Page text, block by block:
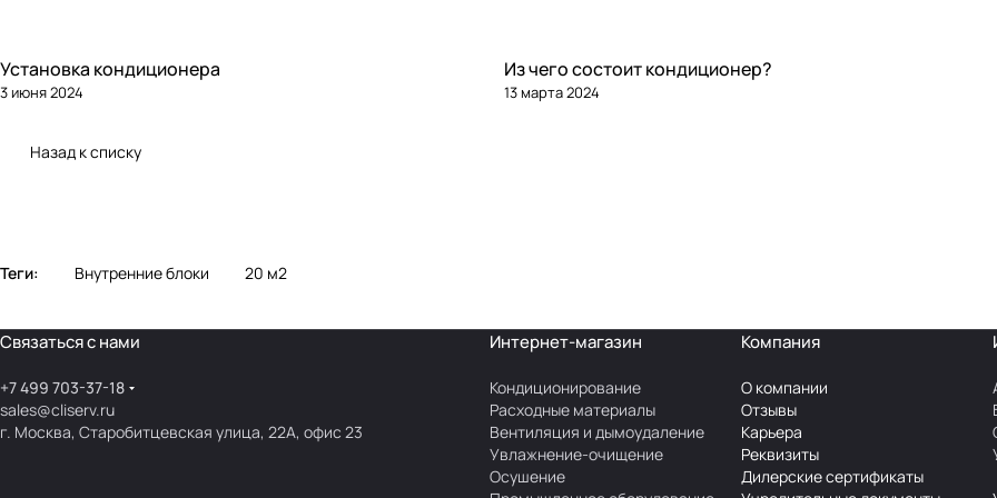
Установка кондиционера
3 июня 2024
Из чего состоит кондиционер?
13 марта 2024
Назад к списку
Теги: Внутренние блоки 20 м2
Связаться с нами
+7 499 703-37-18
sales@cliserv.ru
г. Москва, Старобитцевская улица, 22А, офис 23
Интернет-магазин
Кондиционирование
Расходные материалы
Вентиляция и дымоудаление
Увлажнение-очищение
Осушение
Компания
О компании
Отзывы
Карьера
Реквизиты
Дилерские сертификаты